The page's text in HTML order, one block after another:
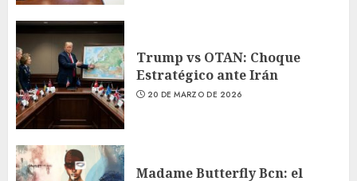
Trump vs OTAN: Choque
Estratégico ante Irán
20 DE MARZO DE 2026
Madame Butterfly Bcn: el